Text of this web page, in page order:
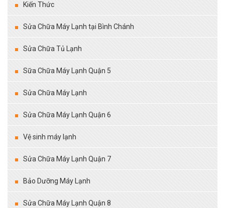
Kiến Thức
Sửa Chữa Máy Lạnh tại Bình Chánh
Sửa Chữa Tủ Lạnh
Sữa Chữa Máy Lạnh Quận 5
Sửa Chữa Máy Lạnh
Sửa Chữa Máy Lạnh Quận 6
Vệ sinh máy lạnh
Sửa Chữa Máy Lạnh Quận 7
Bảo Dưỡng Máy Lạnh
Sửa Chữa Máy Lạnh Quận 8